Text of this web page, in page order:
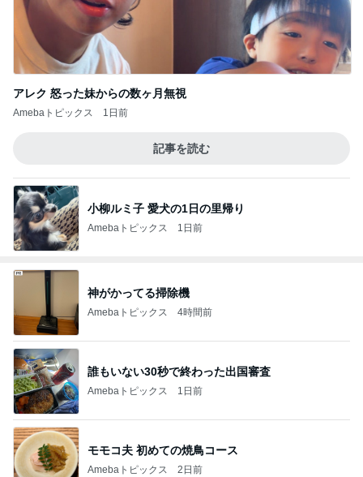
アレク 怒った妹からの数ヶ月無視
Amebaトピックス 1日前
記事を読む
小柳ルミ子 愛犬の1日の里帰り
Amebaトピックス 1日前
神がかってる掃除機
Amebaトピックス 4時間前
誰もいない30秒で終わった出国審査
Amebaトピックス 1日前
モモコ夫 初めての焼鳥コース
Amebaトピックス 2日前